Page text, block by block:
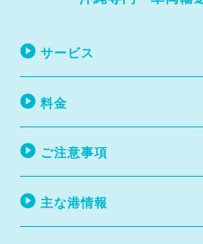
サービス
料金
ご注意事項
主な港情報